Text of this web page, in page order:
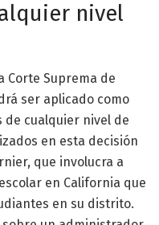
nivel
Corte Suprema de
ser aplicado como
cualquier nivel de
en esta decisión
que involucra a
en California que
en su distrito.